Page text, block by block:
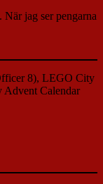
jag ser pengarna
8), LEGO City
Advent Calendar